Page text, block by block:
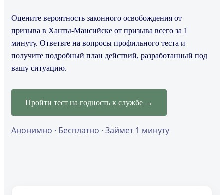
Оцените вероятность законного освобождения от
призыва в Ханты-Мансийске от призыва всего за 1
минуту. Ответьте на вопросы профильного теста и
получите подробный план действий, разработанный под
вашу ситуацию.
Пройти тест на годность к службе →
Анонимно · Бесплатно · Займет 1 минуту